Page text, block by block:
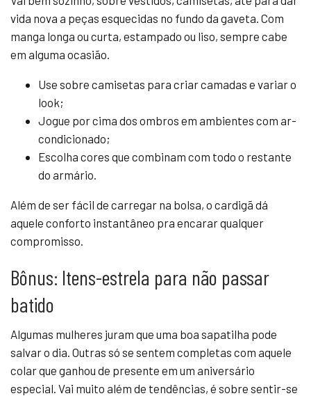
vida nova a peças esquecidas no fundo da gaveta. Com
manga longa ou curta, estampado ou liso, sempre cabe
em alguma ocasião.
Use sobre camisetas para criar camadas e variar o
look;
Jogue por cima dos ombros em ambientes com ar-
condicionado;
Escolha cores que combinam com todo o restante
do armário.
Além de ser fácil de carregar na bolsa, o cardigã dá
aquele conforto instantâneo pra encarar qualquer
compromisso.
Bônus: Itens-estrela para não passar
batido
Algumas mulheres juram que uma boa sapatilha pode
salvar o dia. Outras só se sentem completas com aquele
colar que ganhou de presente em um aniversário
especial. Vai muito além de tendências, é sobre sentir-se